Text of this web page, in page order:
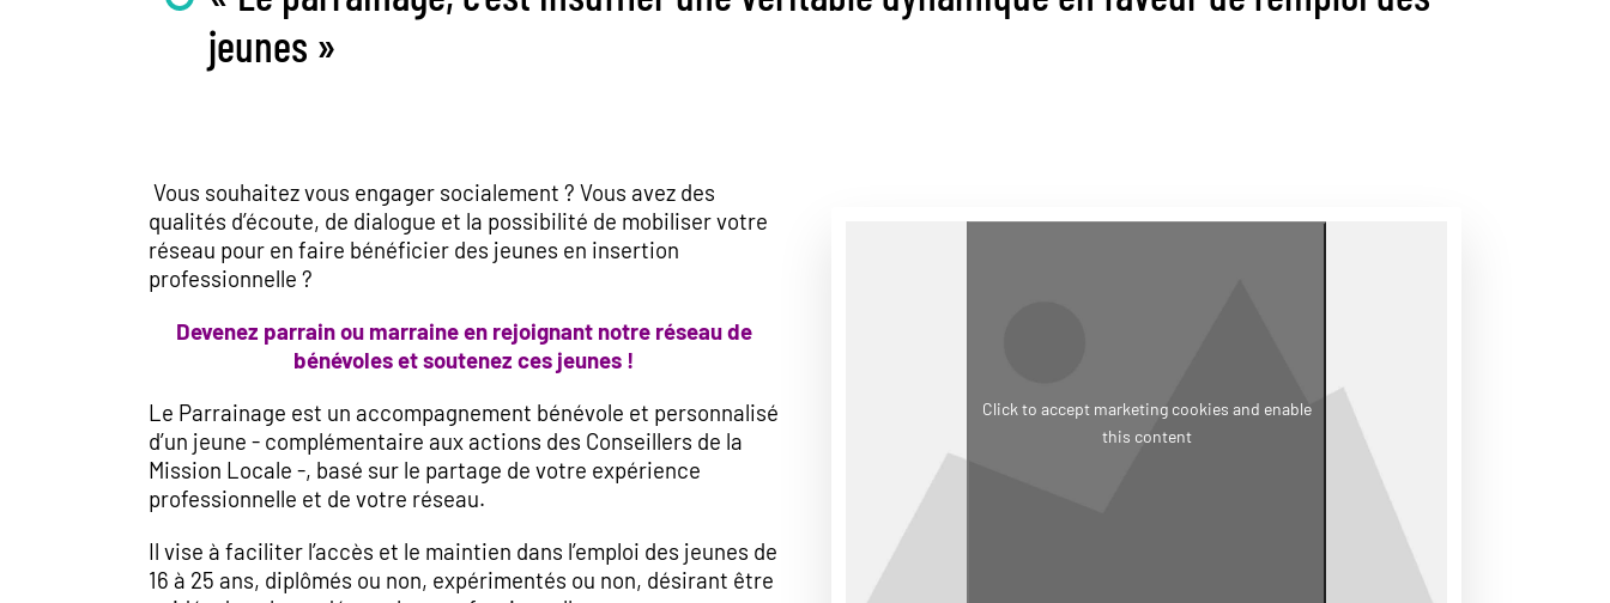
jeunes »
Vous souhaitez vous engager socialement ? Vous avez des
qualités d’écoute, de dialogue et la possibilité de mobiliser votre
réseau pour en faire bénéficier des jeunes en insertion
professionnelle ?
Devenez parrain ou marraine en rejoignant notre réseau de
bénévoles et soutenez ces jeunes !
Le Parrainage est un accompagnement bénévole et personnalisé
d’un jeune - complémentaire aux actions des Conseillers de la
Mission Locale -, basé sur le partage de votre expérience
professionnelle et de votre réseau.
Il vise à faciliter l’accès et le maintien dans l’emploi des jeunes de
16 à 25 ans, diplômés ou non, expérimentés ou non, désirant être
Click to accept marketing cookies and enable
this content